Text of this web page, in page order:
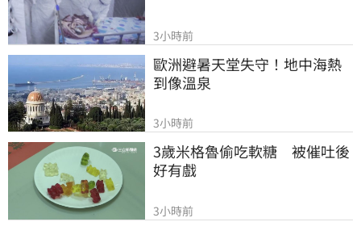
3小時前
歐洲避暑天堂失守！地中海熱
到像溫泉
3小時前
3歲米格魯偷吃軟糖　被催吐後
好有戲
3小時前